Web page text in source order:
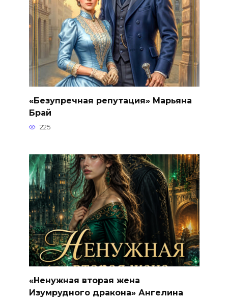
«Безупречная репутация» Марьяна
Брай
225
«Ненужная вторая жена
Изумрудного дракона» Ангелина